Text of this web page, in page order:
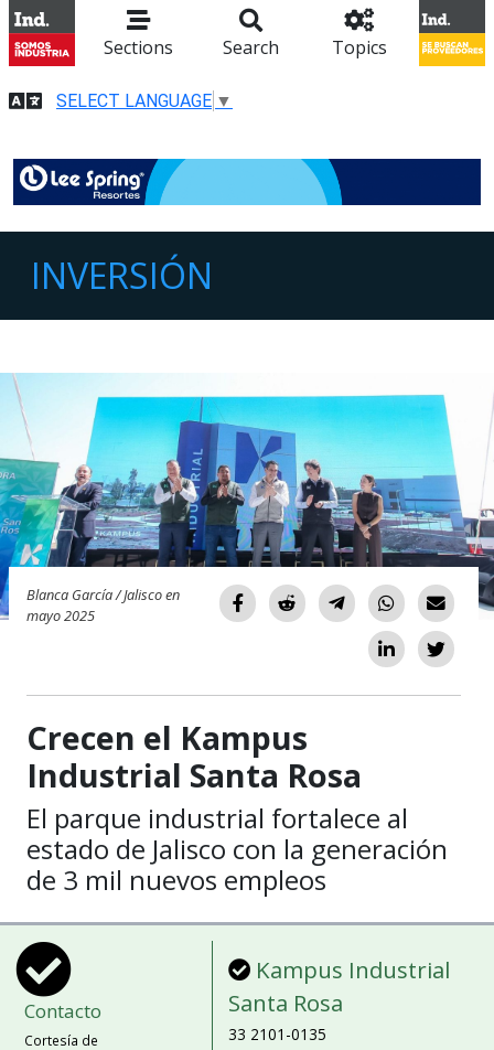
Sections Search Topics
SELECT LANGUAGE ▼
INVERSIÓN
Blanca García / Jalisco en
mayo 2025
Crecen el Kampus
Industrial Santa Rosa
El parque industrial fortalece al
estado de Jalisco con la generación
de 3 mil nuevos empleos
Contacto
Cortesía de
Kampus Industrial
Santa Rosa
33 2101-0135